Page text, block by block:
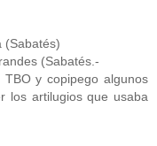
(Sabatés)
(Sabatés.-
y copipego algunos
los artilugios que usaba